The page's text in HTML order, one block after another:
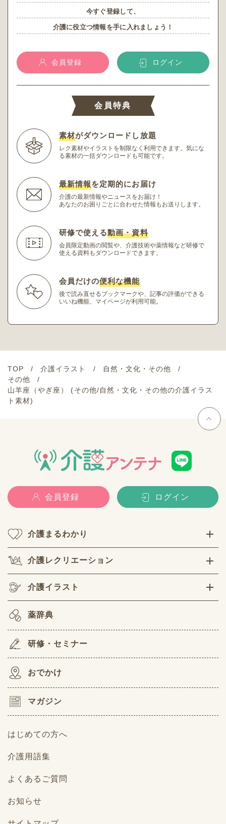
今すぐ登録して、
介護に役立つ情報を手に入れましょう！
会員登録 ログイン
会員特典
素材がダウンロードし放題
レク素材やイラストを制限なく利用できます。 気にな
る素材の一括ダウンロードも可能です。
最新情報を定期的にお届け
介護の最新情報やニュースをお届け！
あなたのお困りごとに合わせた情報もお送りします。
研修で使える動画・資料
会員限定動画の閲覧や、介護技術や薬情報など研修で
使える資料もダウンロードできます。
会員だけの便利な機能
後で読み直せるブックマークや、記事の評価ができる
いいね機能、マイページが利用可能。
TOP 介護イラスト
自然・文化・その他
その他
山羊座（やぎ座） (その他/自然・文化・その他の介護イラス
ト素材)
会員登録 ログイン
介護まるわかり
介護レクリエーション
介護イラスト
薬辞典
研修・セミナー
おでかけ
マガジン
はじめての方へ
介護用語集
よくあるご質問
お知らせ